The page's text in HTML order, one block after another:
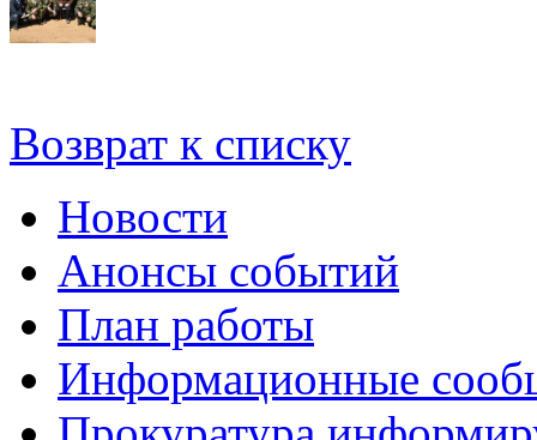
Возврат к списку
Новости
Анонсы событий
План работы
Информационные